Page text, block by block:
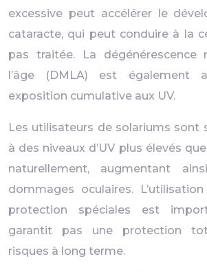
excessive peut accélérer le
cataracte, qui peut conduire à la
pas traitée. La dégénérescence
l’âge (DMLA) est également
exposition cumulative aux UV.
Les utilisateurs de solariums sont
à des niveaux d’UV plus élevés
naturellement, augmentant
dommages oculaires.
protection spéciales est
garantit pas une protection
risques à long terme.